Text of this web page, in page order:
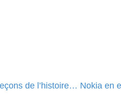
de l’histoire… Nokia en